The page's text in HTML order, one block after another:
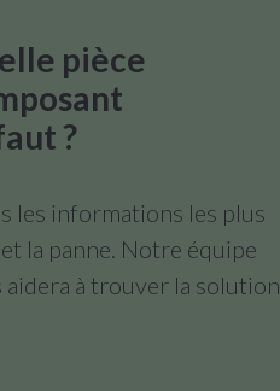
pièce
?
les informations les plus
la panne. Notre équipe
aidera à trouver la solution